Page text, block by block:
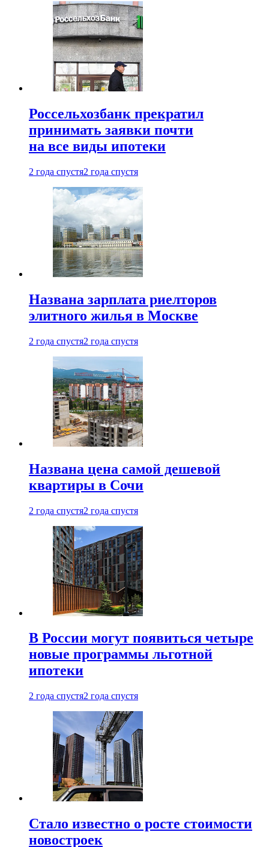
Россельхозбанк прекратил
принимать заявки почти
на все виды ипотеки
2 года спустя2 года спустя
Названа зарплата риелторов
элитного жилья в Москве
2 года спустя2 года спустя
Названа цена самой дешевой
квартиры в Сочи
2 года спустя2 года спустя
В России могут появиться четыре
новые программы льготной
ипотеки
2 года спустя2 года спустя
Стало известно о росте стоимости
новостроек